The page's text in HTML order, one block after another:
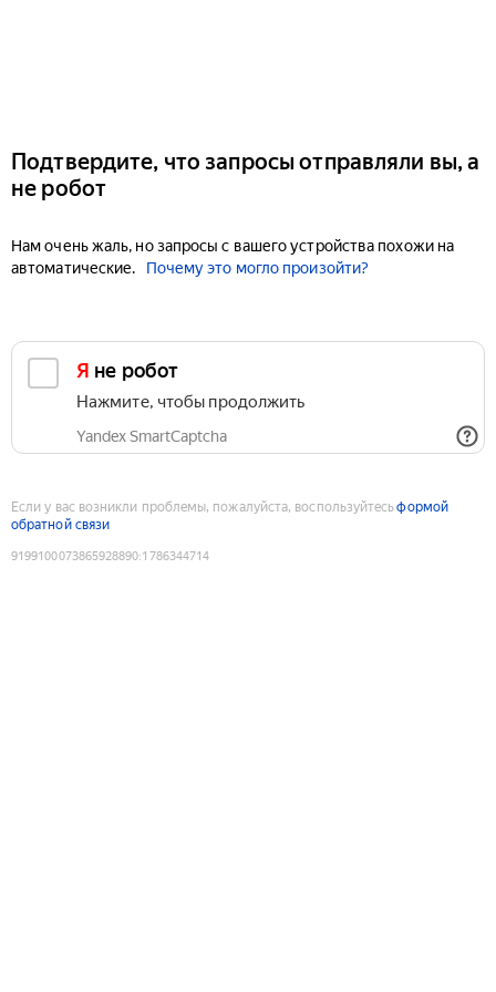
Подтвердите, что запросы отправляли вы, а
не робот
Нам очень жаль, но запросы с вашего устройства похожи на
автоматические.
Почему это могло произойти?
Я не робот
Нажмите, чтобы продолжить
Yandex SmartCaptcha
Если у вас возникли проблемы, пожалуйста, воспользуйтесьформой
обратной связи
9199100073865928890:1786344714